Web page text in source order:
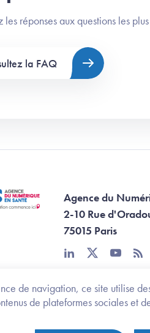
de navigation, ce site utilise
de plateformes sociales et
les réponses aux questions les
la FAQ
Agence du
2-10 Rue
75015 Paris
linkedintwitteryoutube
rss